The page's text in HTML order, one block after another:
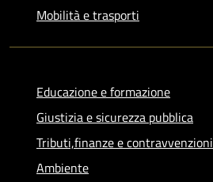
Mobilità e trasporti
Educazione e formazione
Giustizia e sicurezza pubblica
Tributi,finanze e contravvenzioni
Ambiente